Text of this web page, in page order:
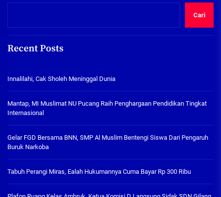
Cari
Recent Posts
Innalilahi, Cak Sholeh Meninggal Dunia
Mantap, MI Muslimat NU Pucang Raih Penghargaan Pendidikan Tingkat
Internasional
Gelar FGD Bersama BNN, SMP Al Muslim Bentengi Siswa Dari Pengaruh
Buruk Narkoba
Tabuh Perangi Miras, Ealah Hukumannya Cuma Bayar Rp 300 Ribu